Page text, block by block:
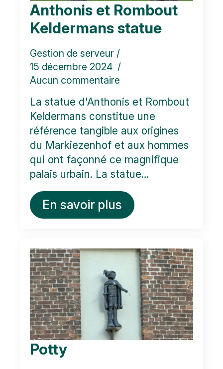
Anthonis et Rombout
Keldermans statue
Gestion de serveur
15 décembre 2024
Aucun commentaire
La statue d'Anthonis et Rombout
Keldermans constitue une
référence tangible aux origines
du Markiezenhof et aux hommes
qui ont façonné ce magnifique
palais urbain. La statue…
En savoir plus
Potty